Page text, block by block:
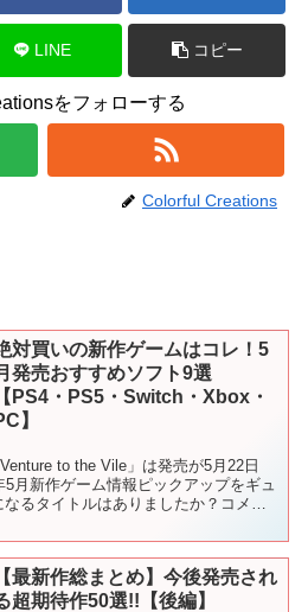
LINE コピー
をフォローする
Colorful Creations
対買いの新作ゲームはコレ！5
発売おすすめソフト9選
【PS4・PS5・Switch・Xbox・
】
to the Vile」は発売が5月22日
月新作ゲーム情報ピックアップをギュ
るタイトルはありましたか？コメン
【最新作総まとめ】今後発売され
超期待作50選!!【後編】